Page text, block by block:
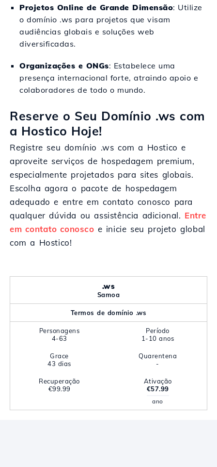
Projetos Online de Grande Dimensão: Utilize
o domínio .ws para projetos que visam
audiências globais e soluções web
diversificadas.
Organizações e ONGs: Estabelece uma
presença internacional forte, atraindo apoio e
colaboradores de todo o mundo.
Reserve o Seu Domínio .ws com
a Hostico Hoje!
Registre seu domínio .ws com a Hostico e
aproveite serviços de hospedagem premium,
especialmente projetados para sites globais.
Escolha agora o pacote de hospedagem
adequado e entre em contato conosco para
qualquer dúvida ou assistência adicional. Entre
em contato conosco e inicie seu projeto global
com a Hostico!
.ws
Samoa
Termos de domínio .ws
Personagens
4-63
Período
1-10 anos
Grace
43 dias
Quarentena
-
Recuperação
€99.99
Ativação
€57.99
ano